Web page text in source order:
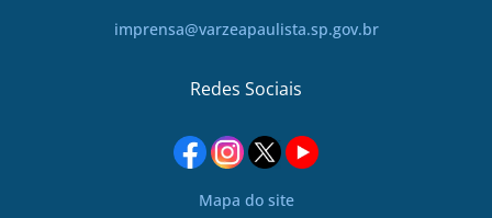
imprensa@varzeapaulista.sp.gov.br
Redes Sociais
Mapa do site